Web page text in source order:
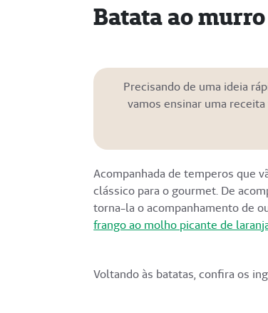
Batata ao
Precisando de uma ideia
vamos ensinar uma
Acompanhada de temperos que
clássico para o gourmet. De
torna-la o acompanhamento de
frango ao molho picante de
Voltando às batatas, confira os